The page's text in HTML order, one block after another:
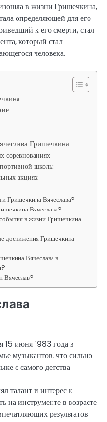
в жизни Гришечкина,
определяющей для его
к его смерти, стал
который стал
человека.
Гришечкина
соревнованиях
школы
акциях
Гришечкина Вячеслава?
Вячеслава?
в жизни Гришечкина
достижения Гришечкина
Вячеслава в
Вячеслав?
15 июня 1983 года в
музыкантов, что сильно
с самого детства.
талант и интерес к
на инструменте в возрасте
результатов.